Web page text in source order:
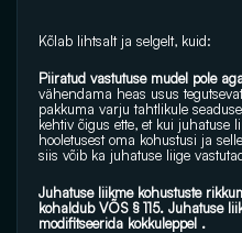
Kõlab lihtsalt ja selgelt, kuid:
Piiratud vastutuse mudel pole
vähendama heas usus
pakkuma varju tahtlikule
kehtiv õigus ette, et kui juhatuse
hooletusest oma kohustusi ja
siis võib ka juhatuse liige
Juhatuse liikme kohustuste
kohaldub VÕS § 115. Juhatuse
modifitseerida kokkuleppel .